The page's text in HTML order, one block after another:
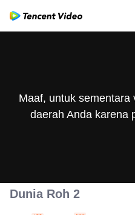
Maaf, untuk sementara
daerah Anda karena
Dunia Roh 2